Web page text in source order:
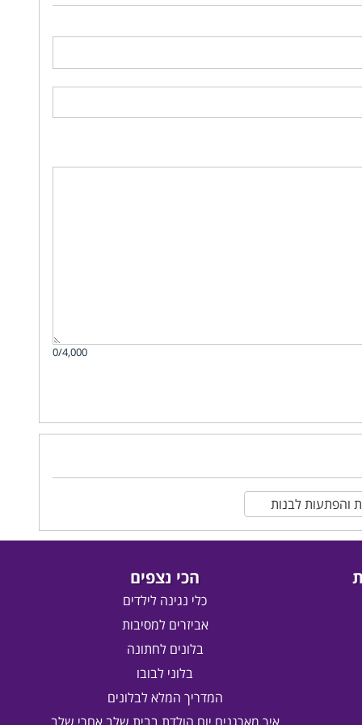
0/4,000
והפתעות לבנות
הכי נצפים
כלי נגינה לילדים
אביזרים למסיבות
בלונים לחתונה
בלוני לבובו
המדריך המלא לבלונים